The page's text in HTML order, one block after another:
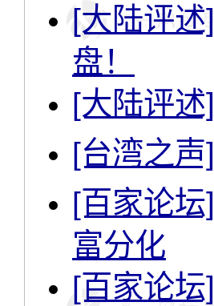
[大陆评述]
盘！
[大陆评述]
[台湾之声]
[百家论坛]
富分化
[百家论坛]